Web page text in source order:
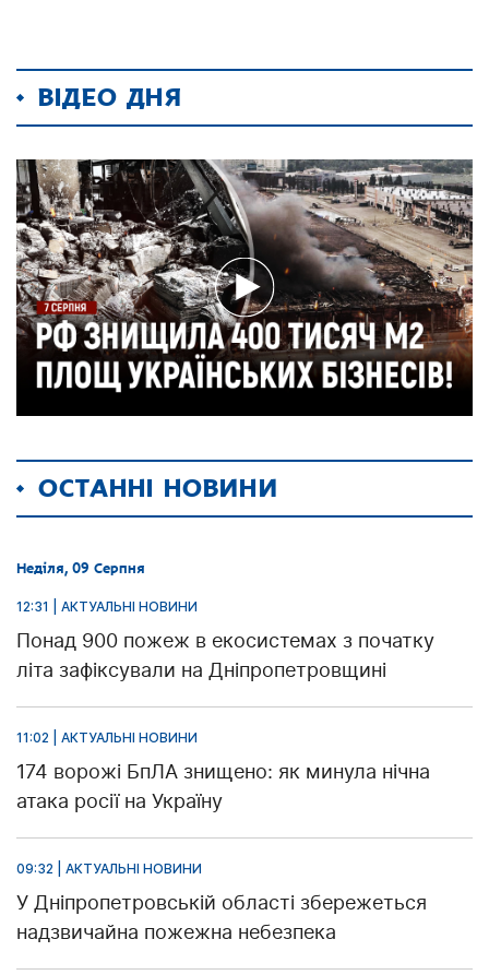
ВІДЕО ДНЯ
ОСТАННІ НОВИНИ
Неділя, 09 Серпня
12:31 | АКТУАЛЬНІ НОВИНИ
Понад 900 пожеж в екосистемах з початку
літа зафіксували на Дніпропетровщині
11:02 | АКТУАЛЬНІ НОВИНИ
174 ворожі БпЛА знищено: як минула нічна
атака росії на Україну
09:32 | АКТУАЛЬНІ НОВИНИ
У Дніпропетровській області збережеться
надзвичайна пожежна небезпека